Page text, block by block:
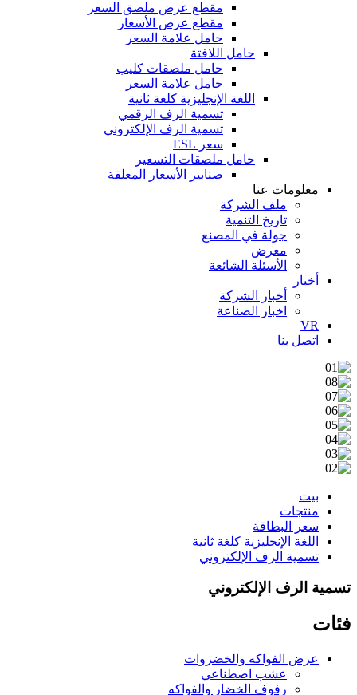
مقطع عرض ملصق السعر
مقطع عرض الأسعار
حامل علامة السعر
حامل اللافتة
حامل ملصقات كليب
حامل علامة السعر
اللغة الإنجليزية كلغة ثانية
تسمية الرف الرقمي
تسمية الرف الإلكتروني
سعر ESL
حامل ملصقات التسعير
صنابير الأسعار المعلقة
معلومات عنا
ملف الشركة
تاريخ التنمية
جولة في المصنع
معرض
الأسئلة الشائعة
أخبار
أخبار الشركة
اخبار الصناعة
VR
اتصل بنا
بيت
منتجات
سعر البطاقة
اللغة الإنجليزية كلغة ثانية
تسمية الرف الإلكتروني
تسمية الرف الإلكتروني
فئات
عرض الفواكه والخضروات
عشب اصطناعي
رفوف الخضار والفواكه